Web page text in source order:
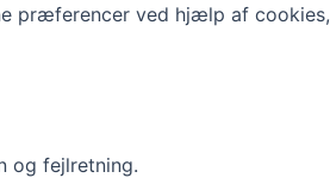
præferencer ved hjælp af cookies,
og fejlretning.